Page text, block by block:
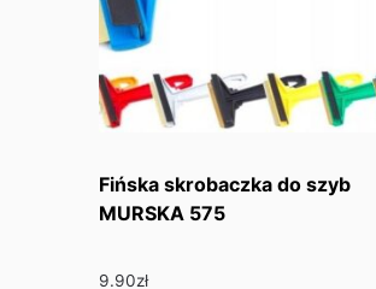
Fińska skrobaczka do szyb
MURSKA 575
9.90zł